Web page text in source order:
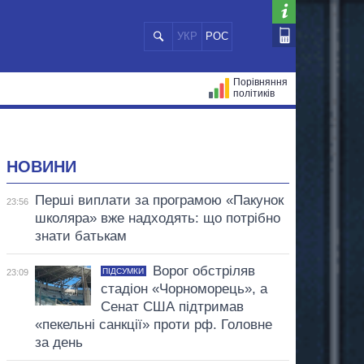
УКР РОС
Порівняння
політиків
НОВИНИ
23:56
Перші виплати за програмою «Пакунок
школяра» вже надходять: що потрібно
знати батькам
23:09 ПІДСУМКИ
Ворог обстріляв
стадіон «Чорноморець», а
Сенат США підтримав
«пекельні санкції» проти рф. Головне
за день